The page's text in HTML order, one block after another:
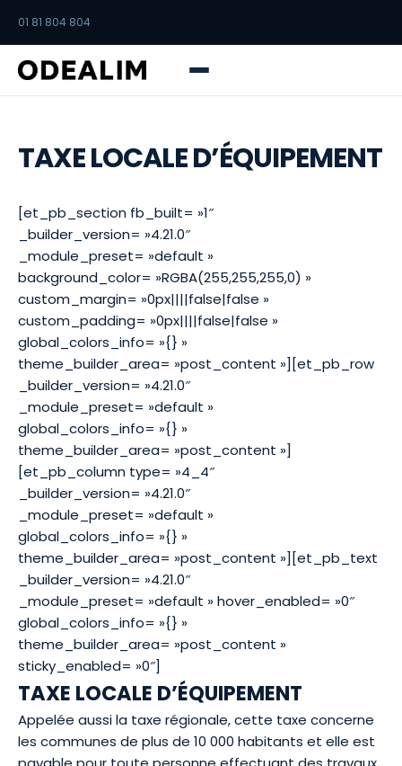
01 81 804 804
TAXE LOCALE D’ÉQUIPEMENT
[et_pb_section fb_built= »1″
_builder_version= »4.21.0″
_module_preset= »default »
background_color= »RGBA(255,255,255,0) »
custom_margin= »0px||||false|false »
custom_padding= »0px||||false|false »
global_colors_info= »{} »
theme_builder_area= »post_content »][et_pb_row
_builder_version= »4.21.0″
_module_preset= »default »
global_colors_info= »{} »
theme_builder_area= »post_content »]
[et_pb_column type= »4_4″
_builder_version= »4.21.0″
_module_preset= »default »
global_colors_info= »{} »
theme_builder_area= »post_content »][et_pb_text
_builder_version= »4.21.0″
_module_preset= »default » hover_enabled= »0″
global_colors_info= »{} »
theme_builder_area= »post_content »
sticky_enabled= »0″]
TAXE LOCALE D’ÉQUIPEMENT
Appelée aussi la taxe régionale, cette taxe concerne
les communes de plus de 10 000 habitants et elle est